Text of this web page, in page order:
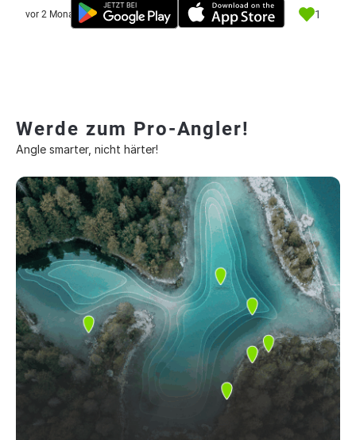
vor 2 Monate 1
Werde zum Pro-Angler!
Angle smarter, nicht härter!